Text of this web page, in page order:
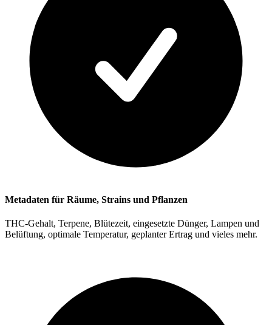
Metadaten für Räume, Strains und Pflanzen
THC-Gehalt, Terpene, Blütezeit, eingesetzte Dünger, Lampen und
Belüftung, optimale Temperatur, geplanter Ertrag und vieles mehr.